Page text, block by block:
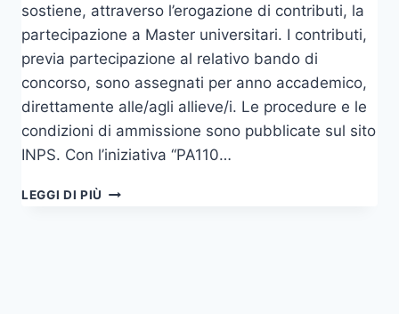
sostiene, attraverso l’erogazione di contributi, la
partecipazione a Master universitari. I contributi,
previa partecipazione al relativo bando di
concorso, sono assegnati per anno accademico,
direttamente alle/agli allieve/i. Le procedure e le
condizioni di ammissione sono pubblicate sul sito
INPS. Con l’iniziativa “PA110…
LEGGI DI PIÙ CONTRIBUTI